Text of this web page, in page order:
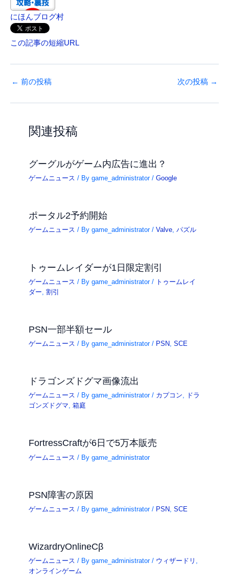
にほんブログ村
この記事の短縮URL
← 前の投稿 次の投稿 →
関連投稿
グーグルがゲーム内広告に進出？
ゲームニュース / Bygame_administrator/Google
ポータル2予約開始
ゲームニュース / Bygame_administrator/Valve,パズル
トゥームレイダーが1日限定割引
ゲームニュース / Bygame_administrator/ トゥームレイ
ダー ,割引
PSN一部半額セール
ゲームニュース / Bygame_administrator/ PSN ,SCE
ドラゴンズドグマ画像流出
ゲームニュース / Bygame_administrator/ カプコン, ドラ
ゴンズドグマ,箱庭
FortressCraftが6日で5万本販売
ゲームニュース / Bygame_administrator
PSN障害の原因
ゲームニュース / Bygame_administrator/ PSN ,SCE
WizardryOnlineCβ
ゲームニュース / Bygame_administrator/ ウィザードリ ,
オンラインゲーム